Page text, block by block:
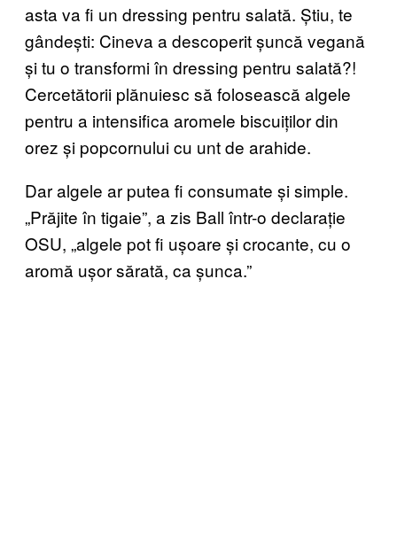
asta va fi un dressing pentru salată. Știu, te
gândești: Cineva a descoperit șuncă vegană
și tu o transformi în dressing pentru salată?!
Cercetătorii plănuiesc să folosească algele
pentru a intensifica aromele biscuiților din
orez și popcornului cu unt de arahide.
Dar algele ar putea fi consumate și simple.
„Prăjite în tigaie”, a zis Ball într-o declarație
OSU, „algele pot fi ușoare și crocante, cu o
aromă ușor sărată, ca șunca.”